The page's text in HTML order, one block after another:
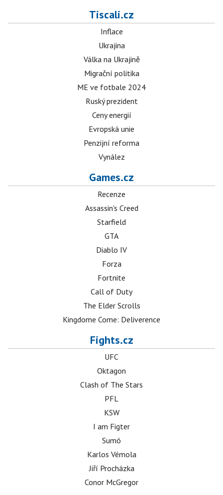
Tiscali.cz
Inflace
Ukrajina
Válka na Ukrajině
Migrační politika
ME ve fotbale 2024
Ruský prezident
Ceny energií
Evropská unie
Penzijní reforma
Vynález
Games.cz
Recenze
Assassin's Creed
Starfield
GTA
Diablo IV
Forza
Fortnite
Call of Duty
The Elder Scrolls
Kingdome Come: Deliverence
Fights.cz
UFC
Oktagon
Clash of The Stars
PFL
KSW
I am Figter
Sumó
Karlos Vémola
Jiří Procházka
Conor McGregor